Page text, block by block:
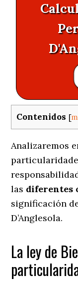
Contenidos [
Analizaremos
las diferentes
significación
D’Anglesola.
La ley de